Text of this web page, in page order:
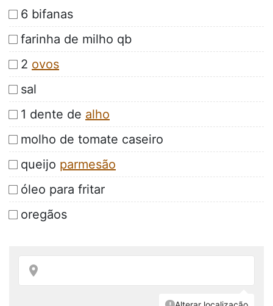
6 bifanas
farinha de milho qb
2 ovos
sal
1 dente de alho
molho de tomate caseiro
queijo parmesão
óleo para fritar
oregãos